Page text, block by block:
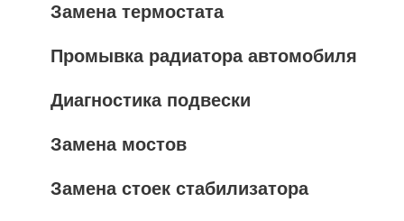
Замена термостата
Промывка радиатора автомобиля
Диагностика подвески
Замена мостов
Замена стоек стабилизатора